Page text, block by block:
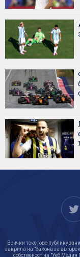
Всички текстове
закрила на "Закона за
собственост на "Уеб Медия